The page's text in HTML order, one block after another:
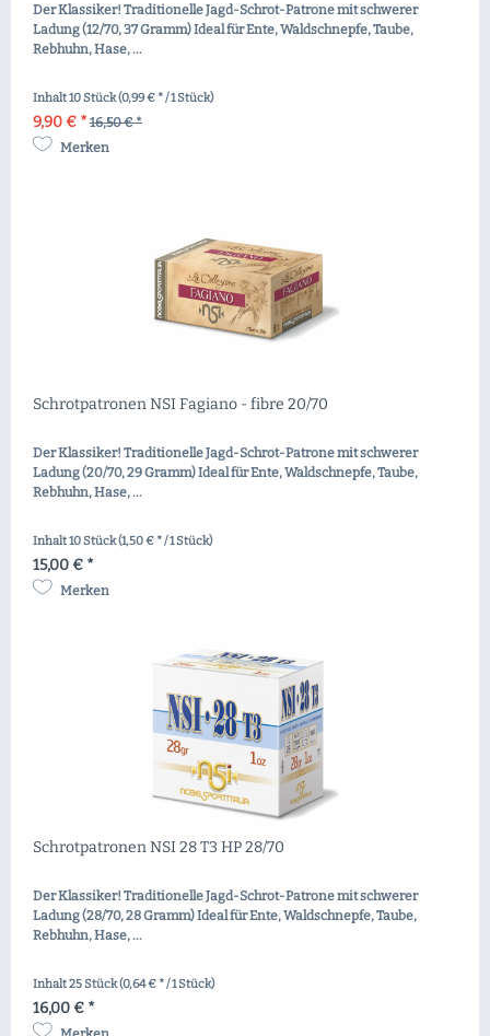
Der Klassiker! Traditionelle Jagd-Schrot-Patrone mit schwerer
Ladung (12/70, 37 Gramm) Ideal für Ente, Waldschnepfe, Taube,
Rebhuhn, Hase, ...
Inhalt10 Stück(0,99 € * / 1 Stück)
9,90 € * 16,50 € *
Merken
Schrotpatronen NSI Fagiano - fibre 20/70
Der Klassiker! Traditionelle Jagd-Schrot-Patrone mit schwerer
Ladung (20/70, 29 Gramm) Ideal für Ente, Waldschnepfe, Taube,
Rebhuhn, Hase, ...
Inhalt10 Stück(1,50 € * / 1 Stück)
15,00 € *
Merken
Schrotpatronen NSI 28 T3 HP 28/70
Der Klassiker! Traditionelle Jagd-Schrot-Patrone mit schwerer
Ladung (28/70, 28 Gramm) Ideal für Ente, Waldschnepfe, Taube,
Rebhuhn, Hase, ...
Inhalt25 Stück(0,64 € * / 1 Stück)
16,00 € *